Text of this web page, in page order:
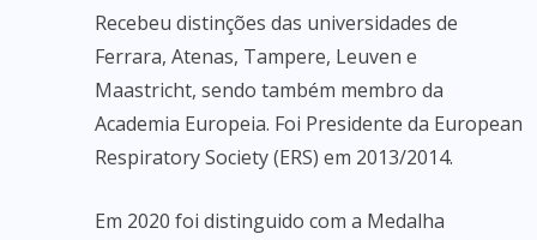
Recebeu distinções das universidades de
Ferrara, Atenas, Tampere, Leuven e
Maastricht, sendo também membro da
Academia Europeia. Foi Presidente da European
Respiratory Society (ERS) em 2013/2014.
Em 2020 foi distinguido com a Medalha